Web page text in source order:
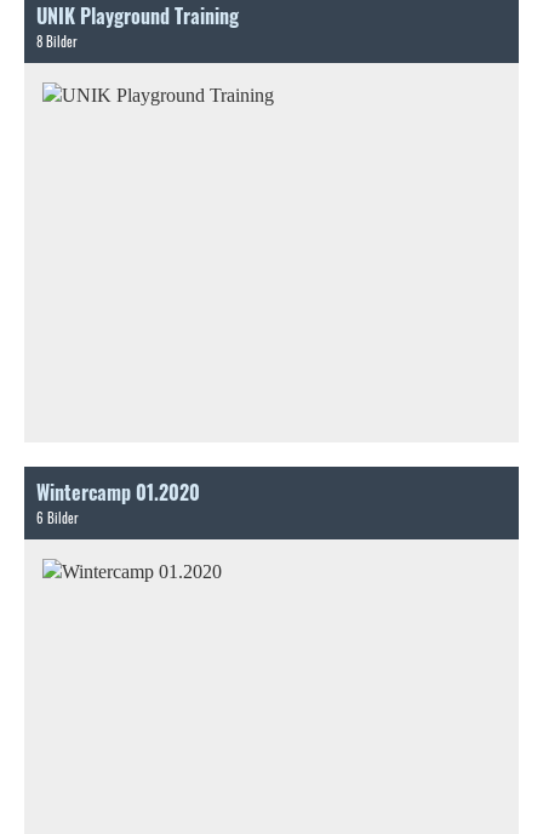
UNIK Playground Training
8 Bilder
Wintercamp 01.2020
6 Bilder